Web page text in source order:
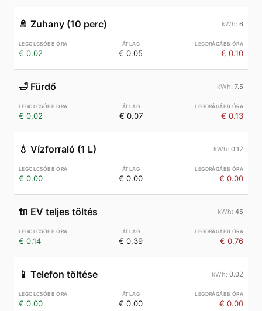
🚿 Zuhany (10 perc) 6
€ 0.02 € 0.05 € 0.10
🛁 Fürdő 7.5
€ 0.02 € 0.07 € 0.13
💧 Vízforraló (1 L) 0.12
€ 0.00 € 0.00 € 0.00
🔌 EV teljes töltés 45
€ 0.14 € 0.39 € 0.76
📱 Telefon töltése 0.02
€ 0.00 € 0.00 € 0.00